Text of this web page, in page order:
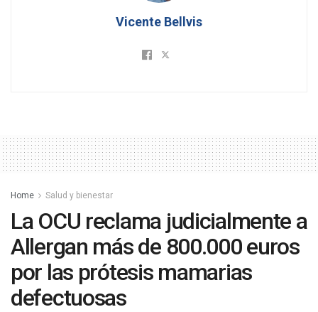
Vicente Bellvis
Home Salud y bienestar
La OCU reclama judicialmente a
Allergan más de 800.000 euros
por las prótesis mamarias
defectuosas